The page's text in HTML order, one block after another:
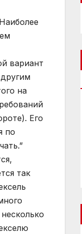
вариант
на
Его
по
так